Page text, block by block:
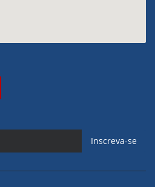
Inscreva-se